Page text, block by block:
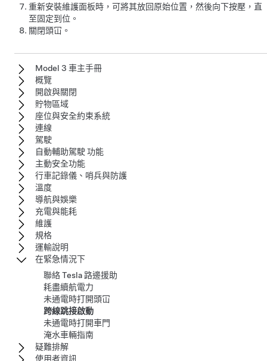
重新安裝維護面板時，可將其放回原始位置，然後向下按壓，直
至固定到位。
關閉頭冚。
Model 3 車主手冊
概覽
開啟與關閉
貯物區域
座位與安全約束系統
連線
駕駛
自動輔助駕駛 功能
主動安全功能
行車記錄儀、哨兵與防護
溫度
導航與娛樂
充電與能耗
維護
規格
運輸說明
在緊急情況下
聯絡 Tesla 路邊援助
耗盡續航電力
未通電時打開頭冚
跨線跳接啟動
未通電時打開車門
淹水車輛指南
疑難排解
使用者資訊